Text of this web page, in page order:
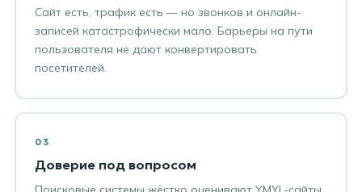
Сайт есть, трафик есть — но звонков и онлайн-
записей катастрофически мало. Барьеры на пути
пользователя не дают конвертировать
посетителей.
03
Доверие под вопросом